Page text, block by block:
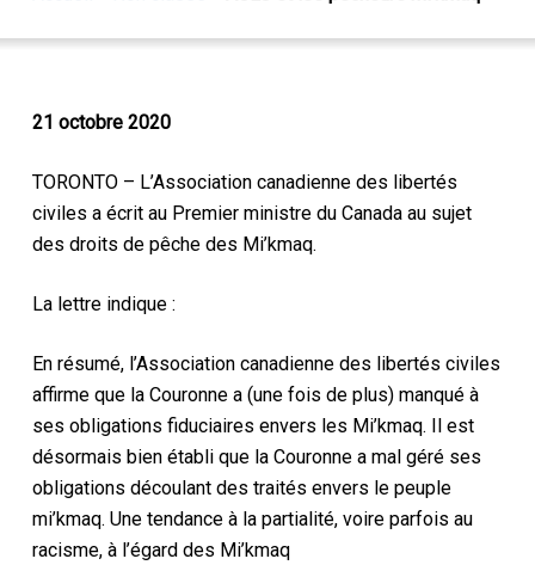
21 octobre 2020
TORONTO – L’Association canadienne des libertés
civiles a écrit au Premier ministre du Canada au sujet
des droits de pêche des Mi’kmaq.
La lettre indique :
En résumé, l’Association canadienne des libertés civiles
affirme que la Couronne a (une fois de plus) manqué à
ses obligations fiduciaires envers les Mi’kmaq. Il est
désormais bien établi que la Couronne a mal géré ses
obligations découlant des traités envers le peuple
mi’kmaq. Une tendance à la partialité, voire parfois au
racisme, à l’égard des Mi’kmaq